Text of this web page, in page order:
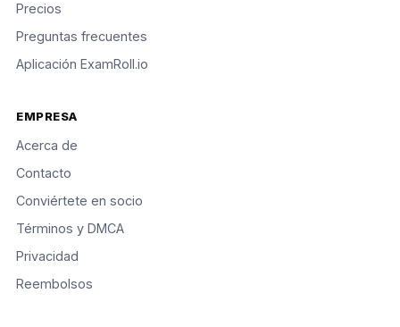
Precios
Preguntas frecuentes
Aplicación ExamRoll.io
EMPRESA
Acerca de
Contacto
Conviértete en socio
Términos y DMCA
Privacidad
Reembolsos